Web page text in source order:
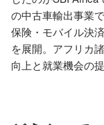
の中古車輸出事業
保険・モバイル決
を展開。アフリカ
向上と就業機会の